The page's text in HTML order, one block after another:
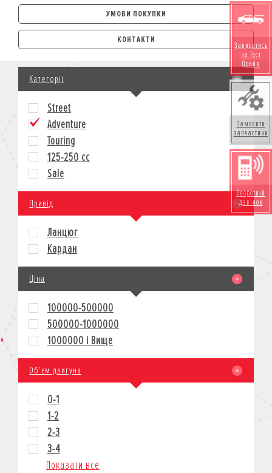
УМОВИ ПОКУПКИ
АВТОМОБІЛІ
ЛІЗИНГ
КРЕДИТ
СТРАХУВАННЯ
КОРПОРАТИВНИМ КЛІЄНТАМ
МОТОЦИКЛИ
КРЕДИТ
СТРАХУВАННЯ
КОРПОРАТИВНИМ КЛІЄНТАМ
КОНТАКТИ
Записатись
на Тест
Драйв
Замовити
запчастини
Зворотній
дзвінок
Категорії
Street
Adventure
Touring
125-250 cc
Sale
Привід
Ланцюг
Кардан
Ціна
100000-500000
500000-1000000
1000000 і Вище
Об'єм двигуна
0-1
1-2
2-3
3-4
Показати все